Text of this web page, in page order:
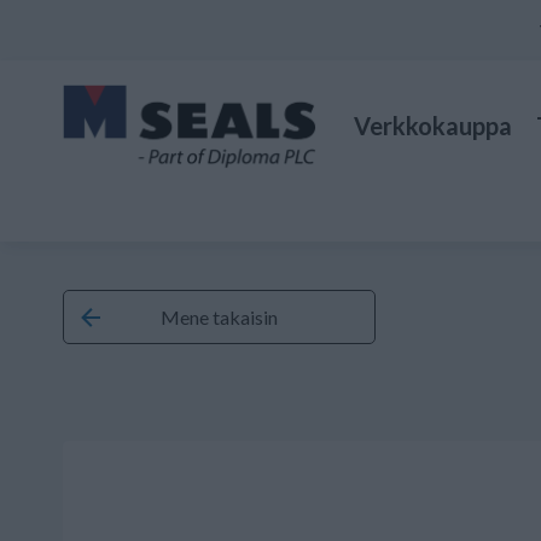
Verkkokauppa
Mene takaisin